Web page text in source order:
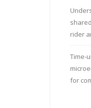
rider
Time-
for